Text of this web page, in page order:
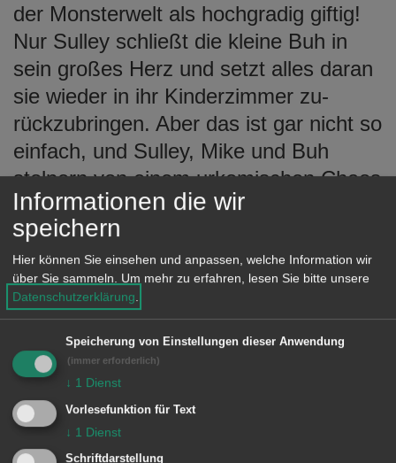
der Monsterwelt als hochgradig giftig!
Nur Sulley schließt die kleine Buh in
sein großes Herz und setzt alles daran
sie wieder in ihr Kinderzimmer zu-
rückzubringen. Aber das ist gar nicht so
einfach, und Sulley, Mike und Buh
stolpern von einem urkomischen Chaos
ins nächste... Hörspiel ab 4 Jahren.
Wickie – Wasser auf die Mühlen
Wickie mit eisigen Worten und einer
schlauen Erfindung für das
Wikingerschiff. Für den hinterlistigen
Piraten Olaf lässt er die Puppen tanzen
Informationen die wir
speichern
Hier können Sie einsehen und anpassen, welche Information wir
über Sie sammeln.
Um mehr zu erfahren, lesen Sie bitte unsere
Datenschutzerklärung
Speicherung von Einstellungen dieser Anwendung
(immer erforderlich)
↓ 1 Dienst
Vorlesefunktion für Text
↓ 1 Dienst
Schriftdarstellung